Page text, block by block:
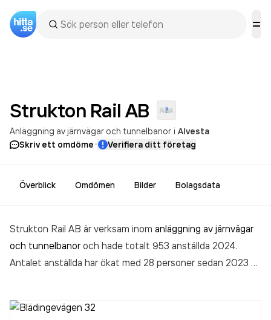
Strukton Rail AB
Anläggning av järnvägar och tunnelbanor i Alvesta
Skriv ett omdöme· Verifiera ditt företag
Överblick Omdömen Bilder Bolagsdata
Strukton Rail AB är verksam inom anläggning av järnvägar
och tunnelbanoroch hade totalt 953 anställda 2024.
Antalet anställda har ökat med 28 personer sedan 2023 då
omsatte 3 033 232 000,00 kr